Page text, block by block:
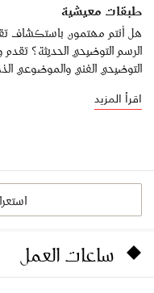
طبقات معيشية
هل أنتم مهتمون باستكشاف
الرسم التوضيحي الحديثة؟
التوضيحي الفني والموضوعي
اقرأ المزيد
ساعات العمل